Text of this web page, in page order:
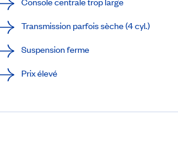
Transmission parfois sèche (4 cyl.)
Suspension ferme
Prix élevé